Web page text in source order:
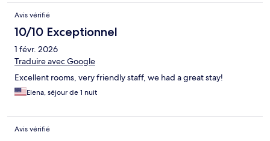
Avis vérifié
10/10 Exceptionnel
1 févr. 2026
Traduire avec Google
Excellent rooms, very friendly staff, we had a great stay!
Elena, séjour de 1 nuit
Avis vérifié